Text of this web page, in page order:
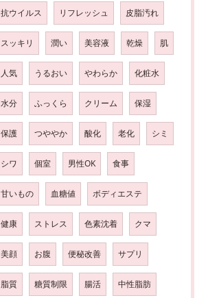
抗ウイルス リフレッシュ 皮脂汚れ
スッキリ 潤い 美容液 乾燥 肌
人気 うるおい やわらか 化粧水
水分 ふっくら クリーム 保湿
保護 つややか 酸化 老化 シミ
シワ 個室 男性OK 食事
甘いもの 血糖値 ボディエステ
健康 ストレス 色素沈着 クマ
美顔 お腹 便秘改善 サプリ
脂質 糖質制限 腸活 中性脂肪